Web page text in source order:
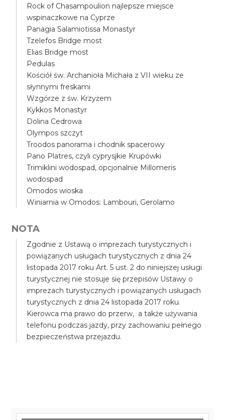
Rock of Chasampoulion najlepsze miejsce
wspinaczkowe na Cyprze
Panagia Salamiotissa Monastyr
Tzelefos Bridge most
Elias Bridge most
Pedulas
Kościół św. Archanioła Michała z VII wieku ze
słynnymi freskami
Wzgórze z św. Krzyżem
Kykkos Monastyr
Dolina Cedrowa
Olympos szczyt
Troodos panorama i chodnik spacerowy
Pano Platres, czyli cyprysjkie Krupówki
Trimiklini wodospad, opcjonalnie Millomeris
wodospad
Omodos wioska
Winiarnia w Omodos: Lambouri, Gerolamo
NOTA
Zgodnie z Ustawą o imprezach turystycznych i
powiązanych usługach turystycznych z dnia 24
listopada 2017 roku Art. 5 ust. 2 do niniejszej usługi
turystycznej nie stosuje się przepisów Ustawy o
imprezach turystycznych i powiązanych usługach
turystycznych z dnia 24 listopada 2017 roku.
Kierowca ma prawo do przerw, a także używania
telefonu podczas jazdy, przy zachowaniu pełnego
bezpieczeństwa przejazdu.